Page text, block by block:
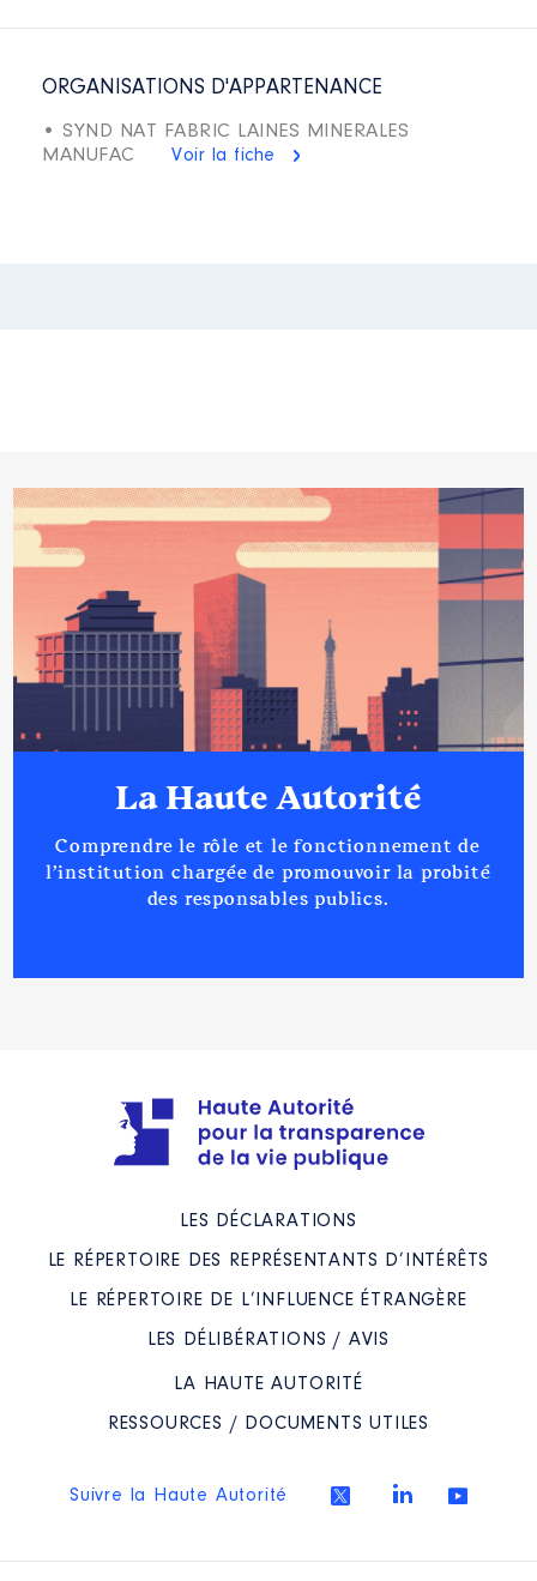
ORGANISATIONS D'APPARTENANCE
• SYND NAT FABRIC LAINES MINERALES
MANUFAC
Voir la fiche
La Haute Autorité
Comprendre le rôle et le fonctionnement de
l’institution chargée de promouvoir la probité
des responsables publics.
LES DÉCLARATIONS
LE RÉPERTOIRE DES REPRÉSENTANTS D’INTÉRÊTS
LE RÉPERTOIRE DE L’INFLUENCE ÉTRANGÈRE
LES DÉLIBÉRATIONS / AVIS
LA HAUTE AUTORITÉ
RESSOURCES / DOCUMENTS UTILES
Suivre la Haute Autorité